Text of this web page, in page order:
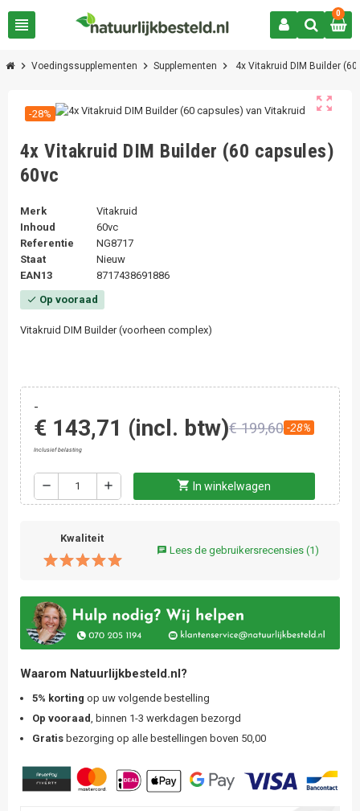
view_headline
0
chevron_right Voedingssupplementen chevron_right Supplementen chevron_right 4x Vitakruid DIM Builder
zoom_out_map
-28%
4x Vitakruid DIM Builder (60 capsules)
60vc
Merk
Vitakruid
Inhoud
60vc
Referentie
NG8717
Staat
Nieuw
EAN13
8717438691886
check Op vooraad
Vitakruid DIM Builder (voorheen complex)
-
€ 143,71 (incl. btw)€ 199,60 -28%
Inclusief belasting
remove add shopping_cart In winkelwagen
Kwaliteit
chat Lees de gebruikersrecensies (1)
Waarom Natuurlijkbesteld.nl?
5% korting op uw volgende bestelling
Op vooraad
, binnen 1-3 werkdagen bezorgd
Gratis bezorging op alle bestellingen boven 50,00